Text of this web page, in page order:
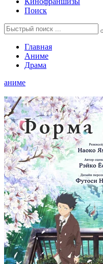
Поиск
Главная
Аниме
Драма
аниме